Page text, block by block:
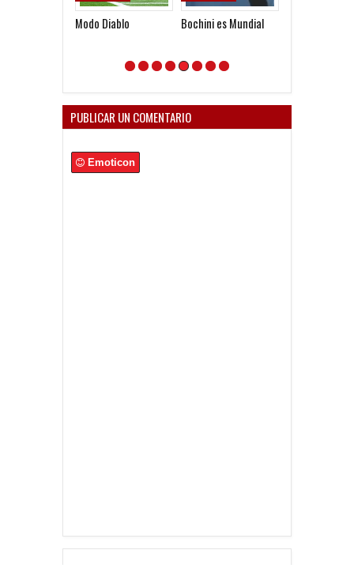
Modo Diablo Bochini es Mundial
PUBLICAR UN COMENTARIO
Emoticon